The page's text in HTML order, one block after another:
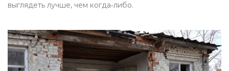
выглядеть лучше, чем когда‑либо.